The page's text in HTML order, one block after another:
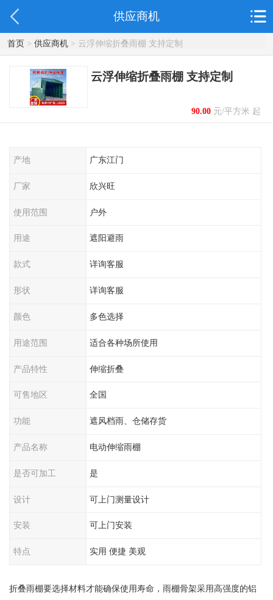
供应商机
首页> 供应商机> 云浮伸缩折叠雨棚 支持定制
云浮伸缩折叠雨棚 支持定制
90.00元/平方米 起
产地 广东江门
厂家 欣兴旺
使用范围 户外
用途 遮阳避雨
款式 详询客服
形状 详询客服
颜色 多色选择
用途范围 适合各种场所使用
产品特性 伸缩折叠
可售地区 全国
功能 遮风档雨、仓储存货
产品名称 电动伸缩雨棚
是否可加工 是
设计 可上门测量设计
安装 可上门安装
特点 实用 便捷 美观
折叠雨棚要选择材料才能确保使用寿命，雨棚骨架采用高强度的铝